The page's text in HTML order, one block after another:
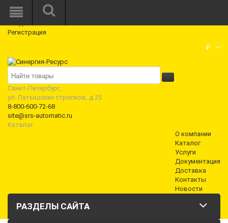
Режим работы: Пн—Пт: 10:00—18:00
Регистрация
₽
Санкт-Петербург,
ул. Латышских стрелков, д 25
8-800-600-72-68
site@srs-automatic.ru
Каталог
О компании
Каталог
Услуги
Документация
Доставка
Контакты
Новости
РАЗДЕЛЫ САЙТА